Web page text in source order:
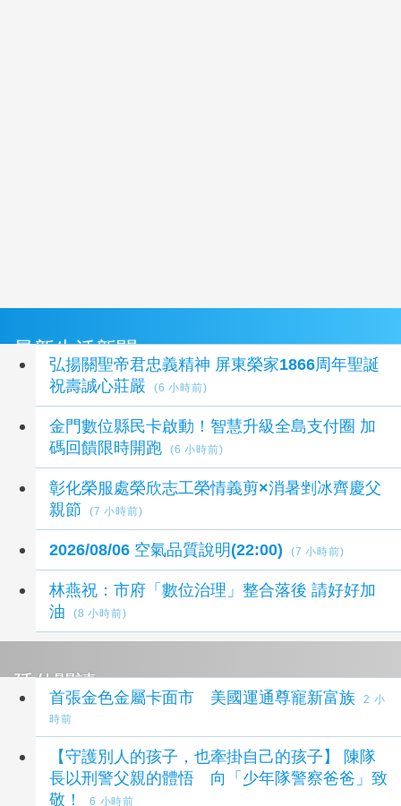
最新生活新聞
弘揚關聖帝君忠義精神 屏東榮家1866周年聖誕
祝壽誠心莊嚴
(6 小時前)
金門數位縣民卡啟動！智慧升級全島支付圈 加
碼回饋限時開跑
(6 小時前)
彰化榮服處榮欣志工榮情義剪×消暑剉冰齊慶父
親節
(7 小時前)
2026/08/06 空氣品質說明(22:00) (7 小時前)
林燕祝：市府「數位治理」整合落後 請好好加
油
(8 小時前)
延伸閱讀
首張金色金屬卡面市 美國運通尊寵新富族
2 小
時前
【守護別人的孩子，也牽掛自己的孩子】 陳隊
長以刑警父親的體悟 向「少年隊警察爸爸」致
敬！
6 小時前